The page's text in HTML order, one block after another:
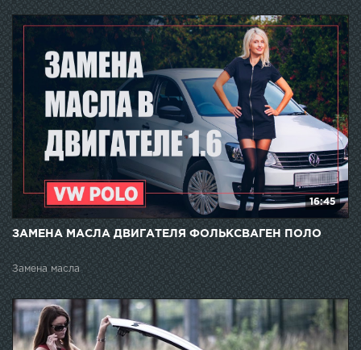
16:45
ЗАМЕНА МАСЛА ДВИГАТЕЛЯ ФОЛЬКСВАГЕН ПОЛО
Замена масла